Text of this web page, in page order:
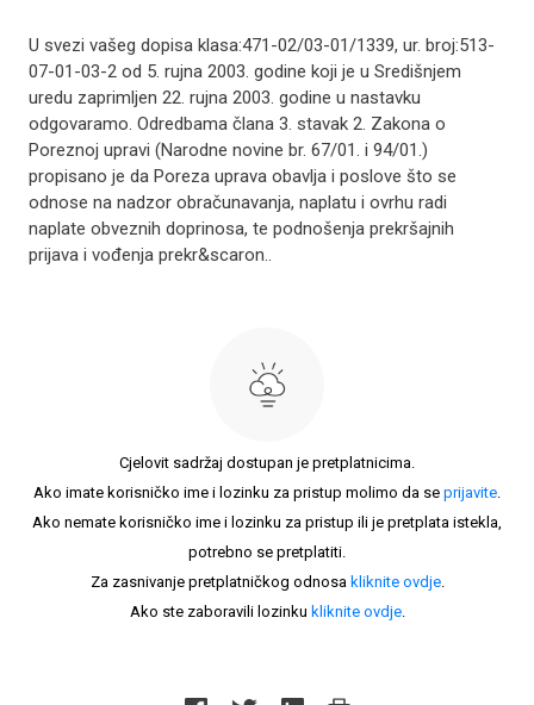
U svezi vašeg dopisa klasa:471-02/03-01/1339, ur. broj:513-
07-01-03-2 od 5. rujna 2003. godine koji je u Središnjem
uredu zaprimljen 22. rujna 2003. godine u nastavku
odgovaramo. Odredbama člana 3. stavak 2. Zakona o
Poreznoj upravi (Narodne novine br. 67/01. i 94/01.)
propisano je da Poreza uprava obavlja i poslove što se
odnose na nadzor obračunavanja, naplatu i ovrhu radi
naplate obveznih doprinosa, te podnošenja prekršajnih
prijava i vođenja prekr&scaron..
Cjelovit sadržaj dostupan je pretplatnicima.
Ako imate korisničko ime i lozinku za pristup molimo da se prijavite.
Ako nemate korisničko ime i lozinku za pristup ili je pretplata istekla,
potrebno se pretplatiti.
Za zasnivanje pretplatničkog odnosa kliknite ovdje.
Ako ste zaboravili lozinku kliknite ovdje.